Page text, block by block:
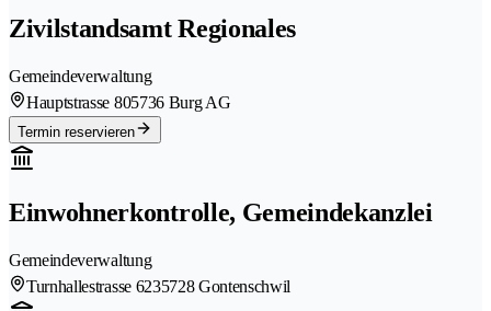
Zivilstandsamt Regionales
Gemeindeverwaltung
Hauptstrasse 805736 Burg AG
Termin reservieren
Einwohnerkontrolle, Gemeindekanzlei
Gemeindeverwaltung
Turnhallestrasse 6235728 Gontenschwil